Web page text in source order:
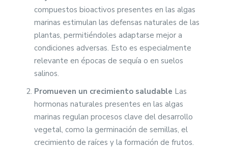
compuestos bioactivos presentes en las algas
marinas estimulan las defensas naturales de las
plantas, permitiéndoles adaptarse mejor a
condiciones adversas. Esto es especialmente
relevante en épocas de sequía o en suelos
salinos.
Promueven un crecimiento saludable Las
hormonas naturales presentes en las algas
marinas regulan procesos clave del desarrollo
vegetal, como la germinación de semillas, el
crecimiento de raíces y la formación de frutos.